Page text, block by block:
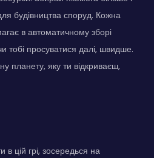
будівництва споруд. Кожна
в автоматичному зборі
тобі просуватися далі, швидше.
планету, яку ти відкриваєш,
цій грі, зосередься на